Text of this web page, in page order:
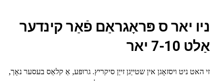
ניו יאר ס פּראָגראַם פֿאַר קינדער
אַלט 7-10 יאר
זי האט ניט ויסזאָגן אין שטייַגן זייַן סיקריץ. גרופּע, אַ קלאַס בעסער נאָך,